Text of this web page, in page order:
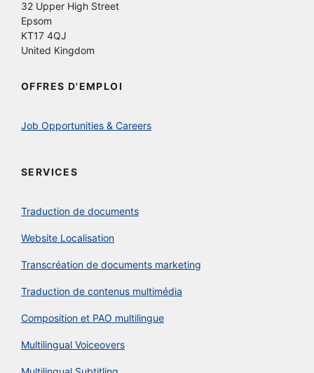
32 Upper High Street
Epsom
KT17 4QJ
United Kingdom
OFFRES D'EMPLOI
Job Opportunities & Careers
SERVICES
Traduction de documents
Website Localisation
Transcréation de documents marketing
Traduction de contenus multimédia
Composition et PAO multilingue
Multilingual Voiceovers